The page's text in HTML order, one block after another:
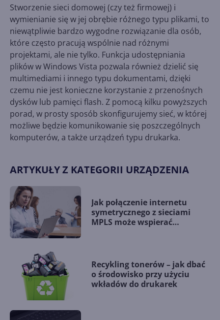
Stworzenie sieci domowej (czy też firmowej) i
wymienianie się w jej obrębie różnego typu plikami, to
niewątpliwie bardzo wygodne rozwiązanie dla osób,
które często pracują wspólnie nad różnymi
projektami, ale nie tylko. Funkcja udostępniania
plików w Windows Vista pozwala również dzielić się
multimediami i innego typu dokumentami, dzięki
czemu nie jest konieczne korzystanie z przenośnych
dysków lub pamięci flash. Z pomocą kilku powyższych
porad, w prosty sposób skonfigurujemy sieć, w której
możliwe będzie komunikowanie się poszczególnych
komputerów, a także urządzeń typu drukarka.
ARTYKUŁY Z KATEGORII URZĄDZENIA
Jak połączenie internetu
symetrycznego z sieciami
MPLS może wspierać
Recykling tonerów – jak dbać
o środowisko przy użyciu
wkładów do drukarek